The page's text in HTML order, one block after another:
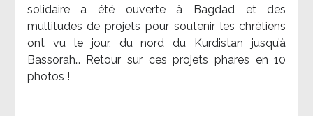
solidaire a été ouverte à Bagdad et des
multitudes de projets pour soutenir les chrétiens
ont vu le jour, du nord du Kurdistan jusqu’à
Bassorah… Retour sur ces projets phares en 10
photos !